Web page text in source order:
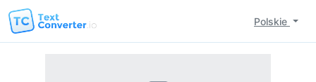
Polskie